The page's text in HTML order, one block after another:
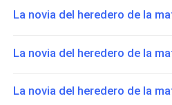
La novia del heredero de la
La novia del heredero de la
La novia del heredero de la